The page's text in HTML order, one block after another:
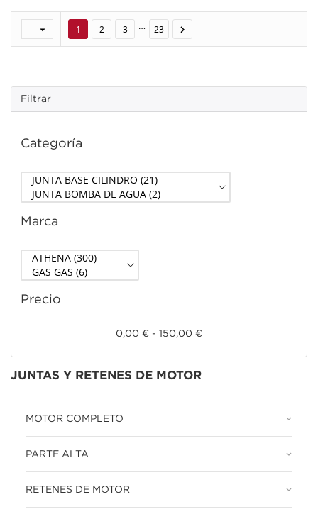
Filtrar
Categoría
Marca
Precio
0,00 € - 150,00 €
JUNTAS Y RETENES DE MOTOR
MOTOR COMPLETO keyboard_arrow_down
PARTE ALTA keyboard_arrow_down
RETENES DE MOTOR keyboard_arrow_down
 1 2 3 … 23 